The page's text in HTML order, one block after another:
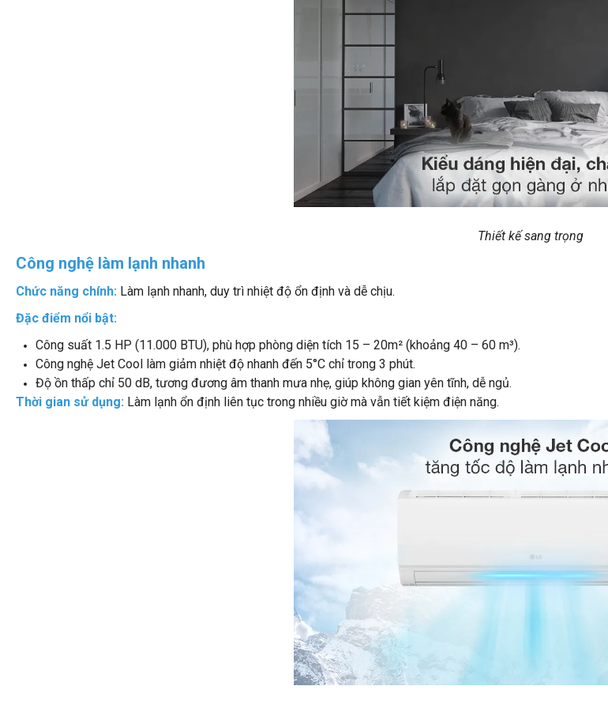
Thiết kế sang trọng
Công nghệ làm lạnh nhanh
Chức năng chính: Làm lạnh nhanh, duy trì nhiệt độ ổn định và dễ chịu.
Đặc điểm nổi bật:
Công suất 1.5 HP (11.000 BTU), phù hợp phòng diện tích 15 – 20m² (khoảng 40 – 60 m³).
Công nghệ Jet Cool làm giảm nhiệt độ nhanh đến 5°C chỉ trong 3 phút.
Độ ồn thấp chỉ 50 dB, tương đương âm thanh mưa nhẹ, giúp không gian yên tĩnh, dễ ngủ.
Thời gian sử dụng: Làm lạnh ổn định liên tục trong nhiều giờ mà vẫn tiết kiệm điện năng.